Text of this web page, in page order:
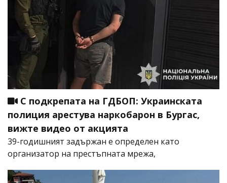
С подкрепата на ГДБОП: Украинската
полиция арестува наркобарон в Бургас,
вижте видео от акцията
39-годишният задържан е определен като
организатор на престъпната мрежа,